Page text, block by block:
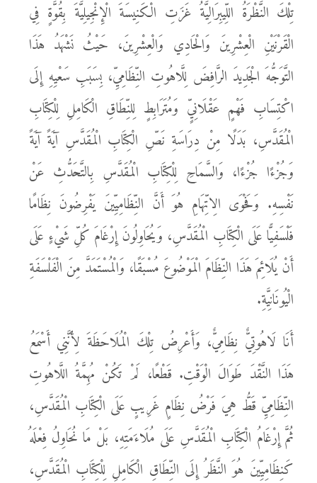
تِلْكَ النَّظْرَةُ اللِّيبِرَالِيَّةُ غَزَتِ الْكَنِيسَةَ الْإِنْجِيلِيَّةَ بِقُوَّةٍ فِي
الْقَرْنَيْنِ الْعِشْرِينَ وَالْحَادِي وَالْعِشْرِينَ، حَيْثُ نَشْهَدُ هَذَا
التَّوَجُّهَ الْجَدِيدَ الرَّافِضَ لِلَّاهُوتِ النِّظَامِيِّ، بِسَبَبِ سَعْيِهِ إِلَى
اكْتِسَابِ فَهْمٍ عَقْلَانِيٍّ وَمُتَرَابِطٍ لِلنِّطَاقِ الْكَامِلِ لِلْكِتَابِ
الْمُقَدَّسِ، بَدَلًا مِنْ دِرَاسَةِ نَصِّ الْكِتَابِ الْمُقَدَّسِ آيَةً آيَةً
وَجُزْءًا جُزْءًا، وَالسَّمَاحِ لِلْكِتَابِ الْمُقَدَّسِ بِالتَّحَدُّثِ عَنْ
نَفْسِهِ. وَفَحْوَى الِاتِّهَامِ هُوَ أَنَّ النِّظَامِيِّينَ يَفْرِضُونَ نِظَامًا
فَلْسَفِيًّا عَلَى الْكِتَابِ الْمُقَدَّسِ، وَيُحَاوِلُونَ إِرْغَامَ كُلِّ شَيْءٍ عَلَى
أَنْ يُلَائِمَ هَذَا النِّظَامَ الْمَوْضُوعَ مُسْبَقًا، وَالْمُسْتَمَدَّ مِنَ الْفَلْسَفَةِ
الْيُونَانِيَّةِ.
أَنَا لَاهُوتِيٌّ نِظَامِيٌّ، وَأَعْرِضُ تِلْكَ الْمُلَاحَظَةَ لِأَنَّنِي أَسْمَعُ
هَذَا النَّقْدَ طَوَالَ الْوَقْتِ. قَطْعًا، لَمْ تَكُنْ مُهِمَّةُ اللَّاهُوتِ
النِّظَامِيِّ قَطُّ هِيَ فَرْضُ نِظَامٍ غَرِيبٍ عَلَى الْكِتَابِ الْمُقَدَّسِ،
ثُمَّ إِرْغَامُ الْكِتَابِ الْمُقَدَّسِ عَلَى مُلَاءَمَتِهِ، بَلْ مَا نُحَاوِلُ فِعْلَهُ
كَنِظَامِيِّينَ هُوَ النَّظَرُ إِلَى النِّطَاقِ الْكَامِلِ لِلْكِتَابِ الْمُقَدَّسِ،